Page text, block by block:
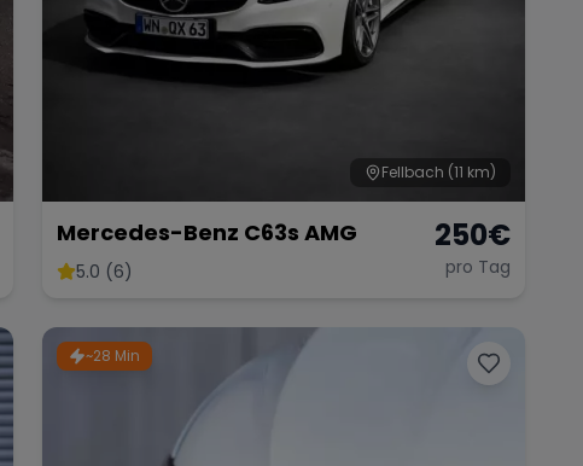
Fellbach (11 km)
Mercedes-Benz C63s AMG
5.0 (6)
250€
pro Tag
~28 Min